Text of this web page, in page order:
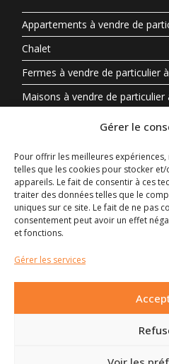
Gérer le
Pour offrir les meilleures
telles que les cookies pour stocker
appareils. Le fait de consentir à ces
traiter des données telles que le
uniques sur ce site. Le fait de ne pas
consentement peut avoir un effet
et fonctions.
Gérer les services
Appartements à vendre de
Chalet
Fermes à vendre de particulier
Maisons à vendre de particulier
Propriété à vendre en
Biens Immobiliers Par
Auvergne-Rhône-Alpes
Centre-Val de Loire
Provence-Alpes-Côte d’Azur